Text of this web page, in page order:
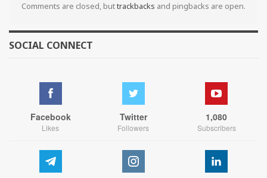
Comments are closed, buttrackbacks and pingbacks are open.
SOCIAL CONNECT
Facebook
Likes
Twitter
Followers
1,080
Subscribers